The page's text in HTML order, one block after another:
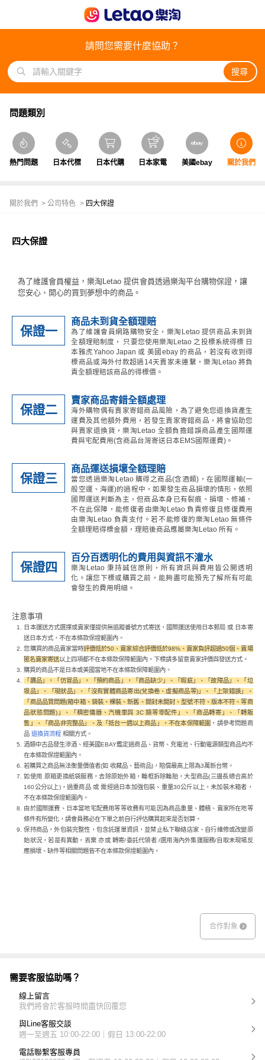
請問您需要什麼協助？
搜尋
問題類別
熱門問題 日本代標 日本代購 日本家電 美國ebay 關於我們
關於我們 公司特色 四大保證
四大保證
為了維護會員權益，樂淘Letao 提供會員透過樂淘平台購物保證，讓
您安心、開心的買到夢想中的商品。
保證一
商品未到貨全額理賠
為了維護會員網路購物安全，樂淘Letao 提供商品未到貨
全額理賠制度， 只要您使用樂淘Letao 之投標系統得標 日
本雅虎Yahoo Japan 或 美國ebay 的商品，若沒有收到得
標商品或海外付款超過14天賣家未連繫，樂淘Letao 將負
責全額理賠該商品的得標價。
保證二
賣家商品寄錯全額處理
海外購物偶有賣家寄錯商品風險，為了避免您退換貨產生
運費及其他額外費用，若發生賣家寄錯商品，將會協助您
與賣家退換貨，樂淘Letao 全額負擔錯誤商品產生國際運
費與宅配費用(含商品台灣寄送日本EMS國際運費)。
保證三
商品運送損壞全額理賠
當您透過樂淘Letao 購得之商品(含酒類)，在國際運輸(一
般空運、海運)的過程中，如果發生商品損壞的情形，依照
國際運送判斷為主，但商品本身已有裂痕、損壞、修補，
不在此保障，能修復者由樂淘Letao 負責修復且修復費用
由樂淘Letao 負責支付。若不能修復的樂淘Letao 無條件
全額理賠得標金額，理賠後商品應屬樂淘Letao 所有。
保證四
百分百透明化的費用與資訊不灌水
樂淘Letao 秉持誠信原則，所有資訊與費用皆公開透明
化。讓您下標或購買之前，能夠盡可能預先了解所有可能
會發生的費用明細。
注意事項
日本運送方式選擇或賣家僅提供無追蹤番號方式寄送，國際運送使用日本郵局 或 日本寄
送日本方式，不在本條款保證範圍內。
您購買的商品賣家當時評價低於50、賣家綜合評價低於98%、賣家負評超過50個、賣場
匿名賣家寄送以上四項都不在本條款保障範圍內。下標請多留意賣家評價與發送方式。
購買的商品不是日本或美國當地不在本條款保障範圍內。
「贗品」，「仿冒品」，「預約商品」，「商品缺少」、「瑕疵」、「故障品」、「垃
圾品」、「現狀品」、「沒有實體商品寄出(兌換卷、虛擬商品等)」、「上架錯誤」、
「商品品質問題(箱中箱、袋裝、裸裝、新舊、開封未開封、型號不符、版本不符、等商
品狀態問題)」、「精密儀器、汽機車與 3C 類等零配件」、「商品轉寄」、「轉販
售」、「商品非完整品」、及「抵台一週以上商品」，不在本保障範圍 ，請參考問題商
品退換貨流程 相關方式。
酒類中古品發生滲酒、經美國EBAY鑑定過商品、貨幣、充電池、行動電源類型商品均不
在本條款保證範圍內。
若購買之商品無法衡量價值者(如 收藏品、藝術品)，賠償最高上限為3萬新台幣。
如使用 原箱更換紙袋服務，去除原始外箱，輪框拆除輪胎，大型商品(三邊長總合高於
160公分以上)，過重商品 或 需經過日本加強包裝、重量30公斤以上，未加裝木箱者，
不在本條款保證範圍內。
由於國際運費、日本當地宅配費用等等收費有可能因為商品重量、體積、賣家所在地等
條件有所變化，請會員務必在下單之前自行評估購買起來是否划算。
保持商品，外包裝完整性，包含託運單資訊，並禁止私下聯絡店家、自行維修或改變原
始狀況，若是有異動，丟棄 亦或 轉寄/委託代領者 /選用海內外集運服務/自取未現場反
應損壞、缺件等相關問題皆不在本條款保證範圍內。
合作對象
需要客服協助嗎？
線上留言
我們將會於客服時間盡快回覆您
與Line客服交談
週一至週五 10:00-22:00｜假日 13:00-22:00
電話聯繫客服專員